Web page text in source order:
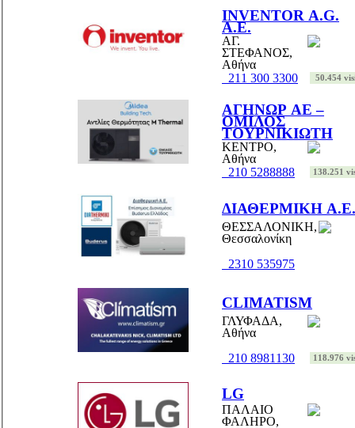
INVENTOR A.G.
Α.Ε.
ΑΓ.
ΣΤΕΦΑΝΟΣ,
Αθήνα
211 300 3300
50.454
ΑΓΗΝΩΡ ΑΕ –
ΟΜΙΛΟΣ
ΤΟΥΡΝΙΚΙΩΤΗ
ΚΕΝΤΡΟ,
Αθήνα
210 5288888
138.251
ΔΙΑΘΕΡΜΙΚΗ Α.Ε.
ΘΕΣΣΑΛΟΝΙΚΗ,
Θεσσαλονίκη
2310 535975
CLIMATISM
ΓΛΥΦΑΔΑ,
Αθήνα
210 8981130
118.976
LG
ΠΑΛΑΙΟ
ΦΑΛΗΡΟ,